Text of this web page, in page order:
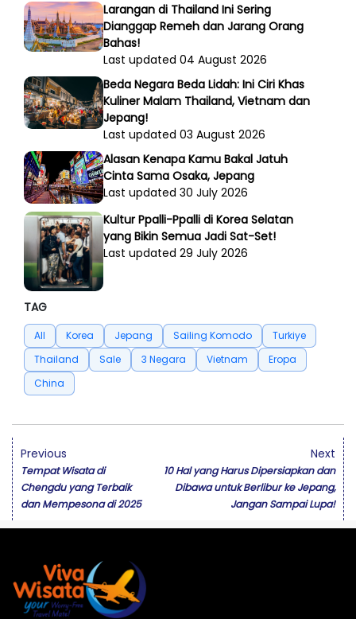
Larangan di Thailand Ini Sering
Dianggap Remeh dan Jarang Orang
Bahas!
Last updated 04 August 2026
Beda Negara Beda Lidah: Ini Ciri Khas
Kuliner Malam Thailand, Vietnam dan
Jepang!
Last updated 03 August 2026
Alasan Kenapa Kamu Bakal Jatuh
Cinta Sama Osaka, Jepang
Last updated 30 July 2026
Kultur Ppalli-Ppalli di Korea Selatan
yang Bikin Semua Jadi Sat-Set!
Last updated 29 July 2026
TAG
All Korea Jepang Sailing Komodo
Turkiye
Thailand
Sale 3 Negara Vietnam
Eropa
China
Previous
Tempat Wisata di
Chengdu yang Terbaik
dan Mempesona di 2025
Next
10 Hal yang Harus Dipersiapkan dan
Dibawa untuk Berlibur ke Jepang,
Jangan Sampai Lupa!